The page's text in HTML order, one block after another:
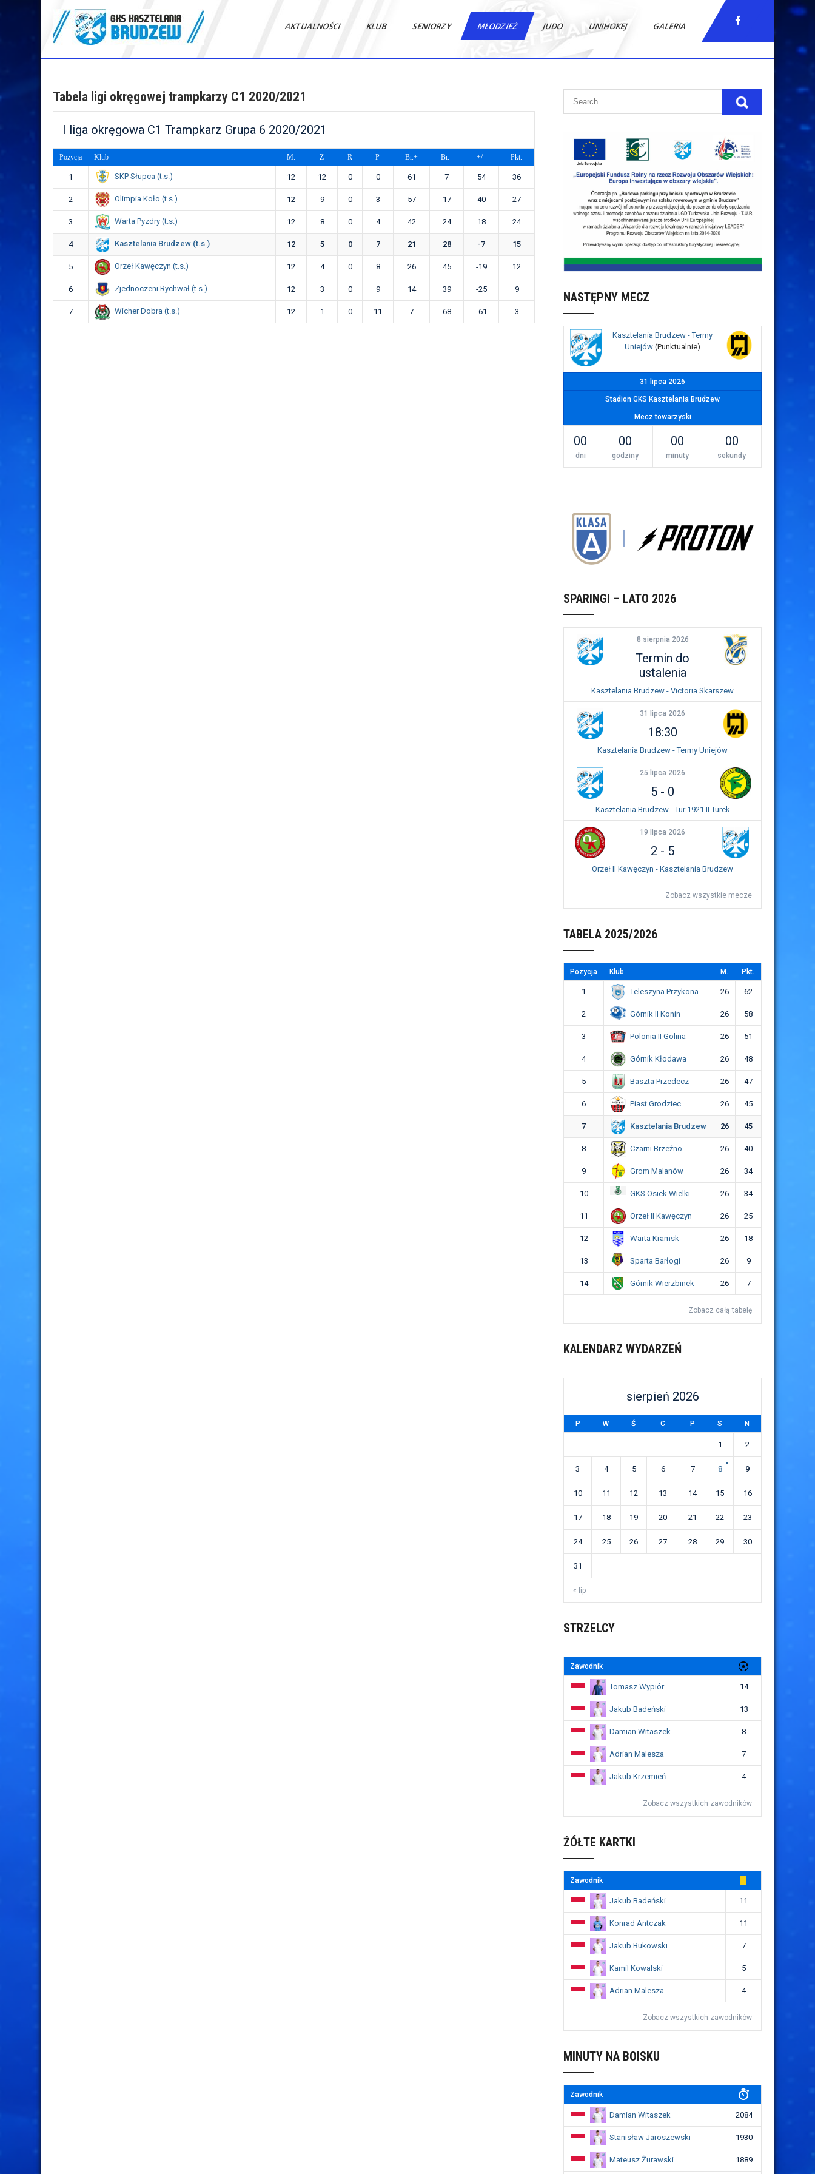
GKS Kasztelania
AKTUALNOŚCI KLUB SENIORZY MŁODZIEŻ JUDO UNIHOKEJ GALERIA
Tabela ligi okręgowej trampkarzy C1 2020/2021
I liga okręgowa C1 Trampkarz Grupa 6 2020/2021
Pozycja Klub M. Z R P Br.+ Br.- +/- Pkt.
1 SKP Słupca (t.s.) 12 12 0 0 61 7 54 36
2 Olimpia Koło (t.s.) 12 9 0 3 57 17 40 27
3 Warta Pyzdry (t.s.) 12 8 0 4 42 24 18 24
4 Kasztelania Brudzew (t.s.) 12 5 0 7 21 28 -7 15
5 Orzeł Kawęczyn (t.s.) 12 4 0 8 26 45 -19 12
6 Zjednoczeni Rychwał (t.s.) 12 3 0 9 14 39 -25 9
7 Wicher Dobra (t.s.) 12 1 0 11 7 68 -61 3
NASTĘPNY MECZ
Kasztelania Brudzew - Termy
Uniejów (Punktualnie)
31 lipca 2026
Stadion GKS Kasztelania Brudzew
Mecz towarzyski
00
dni
00
godziny
00
minuty
00
sekundy
SPARINGI – LATO 2026
8 sierpnia 2026
Termin do
ustalenia
Kasztelania Brudzew - Victoria Skarszew
31 lipca 2026
18:30
Kasztelania Brudzew - Termy Uniejów
25 lipca 2026
5 - 0
Kasztelania Brudzew - Tur 1921 II Turek
19 lipca 2026
2 - 5
Orzeł II Kawęczyn - Kasztelania Brudzew
Zobacz wszystkie mecze
TABELA 2025/2026
Pozycja Klub M. Pkt.
1 Teleszyna Przykona 26 62
2 Górnik II Konin 26 58
3 Polonia II Golina 26 51
4 Górnik Kłodawa 26 48
5 Baszta Przedecz 26 47
6 Piast Grodziec 26 45
7 Kasztelania Brudzew 26 45
8 Czarni Brzeźno 26 40
9 Grom Malanów 26 34
10 GKS Osiek Wielki 26 34
11 Orzeł II Kawęczyn 26 25
12 Warta Kramsk 26 18
13 Sparta Barłogi 26 9
14 Górnik Wierzbinek 26 7
Zobacz całą tabelę
KALENDARZ WYDARZEŃ
sierpień 2026
P W Ś C P S N
« lip
1 2
3 4 5 6 7 8 9
10 11 12 13 14 15 16
17 18 19 20 21 22 23
24 25 26 27 28 29 30
31
STRZELCY
Zawodnik
Tomasz Wypiór 14
Jakub Badeński 13
Damian Witaszek 8
Adrian Malesza 7
Jakub Krzemień 4
Zobacz wszystkich zawodników
ŻÓŁTE KARTKI
Zawodnik
Jakub Badeński 11
Konrad Antczak 11
Jakub Bukowski 7
Kamil Kowalski 5
Adrian Malesza 4
Zobacz wszystkich zawodników
MINUTY NA BOISKU
Zawodnik
Damian Witaszek 2084
Stanisław Jaroszewski 1930
Mateusz Żurawski 1889